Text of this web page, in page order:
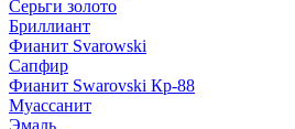
Серьги золото
Бриллиант
Фианит Svarowski
Сапфир
Фианит Swarovski Кр-88
Муассанит
Эмаль